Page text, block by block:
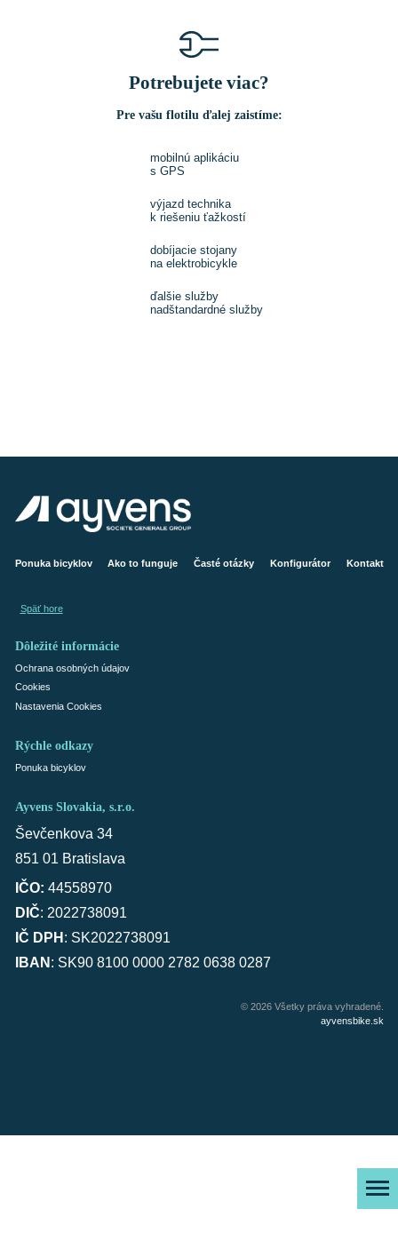
Potrebujete viac?
Pre vašu flotilu ďalej zaistíme:
mobilnú aplikáciu
s GPS
výjazd technika
k riešeniu ťažkostí
dobíjacie stojany
na elektrobicykle
ďalšie služby
nadštandardné služby
Ponuka bicyklov Ako to funguje Časté otázky Konfigurátor Kontakt
Späť hore
Dôležité informácie
Ochrana osobných údajov
Cookies
Nastavenia Cookies
Rýchle odkazy
Ponuka bicyklov
Ayvens Slovakia, s.r.o.
Ševčenkova 34
851 01 Bratislava
IČO: 44558970
DIČ: 2022738091
IČ DPH : SK2022738091
IBAN : SK90 8100 0000 2782 0638 0287
© 2026 Všetky práva vyhradené.
ayvensbike.sk